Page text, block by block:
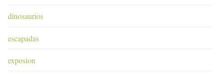
dinosaurios
escapadas
exposion